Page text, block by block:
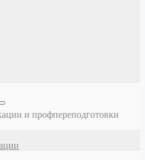
и профпереподготовки